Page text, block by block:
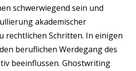
schwerwiegend sein und
akademischer
rechtlichen Schritten. In einigen
beruflichen Werdegang des
beeinflussen. Ghostwriting